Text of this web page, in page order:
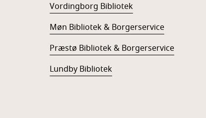
Vordingborg Bibliotek
Møn Bibliotek & Borgerservice
Præstø Bibliotek & Borgerservice
Lundby Bibliotek